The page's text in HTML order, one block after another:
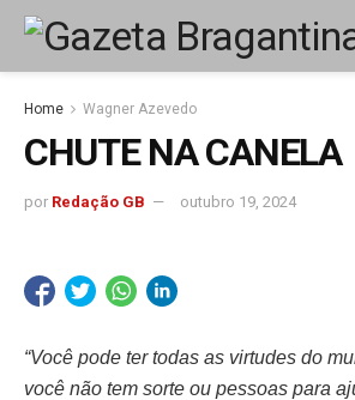
Home Wagner Azevedo
CHUTE NA CANELA
por Redação GB outubro 19, 2024
“Você pode ter todas as virtudes do
você não tem sorte ou pessoas para